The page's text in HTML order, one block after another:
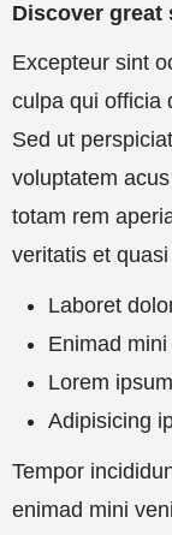
Discover great
Excepteur sint
culpa qui officia
Sed ut
voluptatem
totam rem
veritatis et
Laboret
Enimad
Lorem
Adipisicing
Tempor
enimad mini